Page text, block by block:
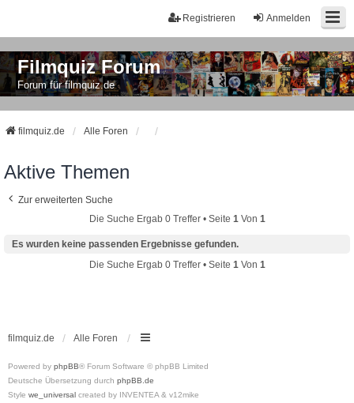
Anmelden
Registrieren
Filmquiz Forum
Forum für filmquiz.de
filmquiz.de Alle Foren
Aktive Themen
Zur erweiterten Suche
Die Suche Ergab 0 Treffer • Seite 1Von 1
Es wurden keine passenden Ergebnisse gefunden.
Die Suche Ergab 0 Treffer • Seite 1Von 1
filmquiz.de Alle Foren
Powered by phpBB® Forum Software © phpBB Limited
Deutsche Übersetzung durch phpBB.de
Style we_universal created by INVENTEA & v12mike